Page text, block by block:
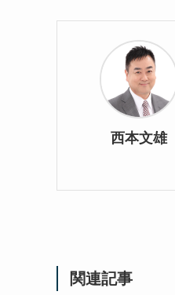
西本文雄
関連記事